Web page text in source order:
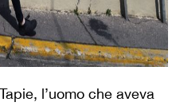
l’uomo che aveva